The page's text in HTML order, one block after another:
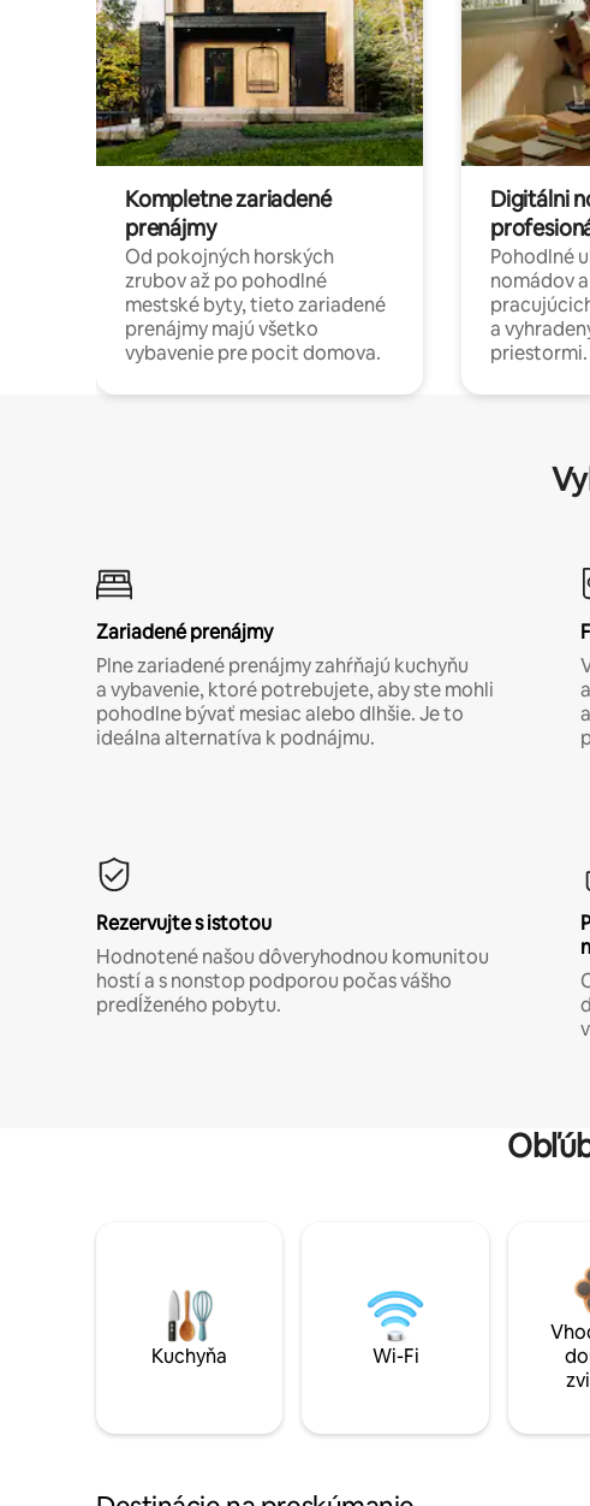
Kompletne zariadené
prenájmy
Od pokojných horských
zrubov až po pohodlné
mestské byty, tieto zariadené
prenájmy majú všetko
vybavenie pre pocit domova.
Digitálni
Pohodlné
nomádov
a
priestormi.
Zariadené prenájmy
Plne zariadené prenájmy zahŕňajú kuchyňu
a vybavenie, ktoré potrebujete, aby ste mohli
pohodlne bývať mesiac alebo dlhšie. Je to
ideálna alternatíva k podnájmu.
Rezervujte s istotou
Hodnotené našou dôveryhodnou komunitou
hostí a s nonstop podporou počas vášho
predĺženého pobytu.
Kuchyňa Wi-Fi